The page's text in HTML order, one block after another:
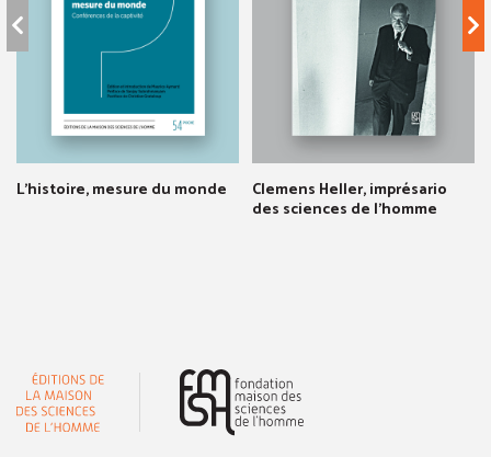
L'histoire, mesure du monde Clemens Heller, imprésario
des sciences de l'homme